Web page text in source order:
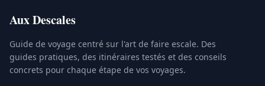
Aux Descales
Guide de voyage centré sur l'art de faire escale. Des
guides pratiques, des itinéraires testés et des conseils
concrets pour chaque étape de vos voyages.